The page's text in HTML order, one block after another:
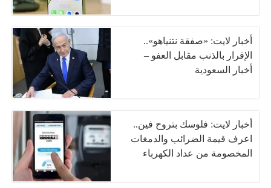
أخبار لايت: «صفقة نتنياهو»..
الإقرار بالذنب مقابل العفو –
أخبار السعودية
أخبار لايت: فلوسك بتروح فين..
اعرف قيمة الضرائب والدمغات
المخصومة من عداد الكهرباء